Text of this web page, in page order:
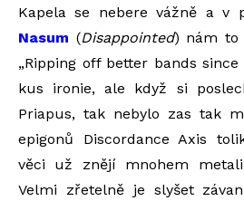
Kapela se nebere vážně a v
Nasum (Disappointed) nám to
„Ripping off better bands since
kus ironie, ale když si
Priapus, tak nebylo zas tak
epigonů Discordance Axis
věci už znějí mnohem
Velmi zřetelně je slyšet